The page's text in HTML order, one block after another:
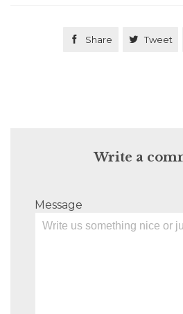
 Share  Tweet
Write a
Message